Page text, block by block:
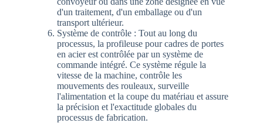
d'un traitement, d'un emballage ou d'un
transport ultérieur.
Système de contrôle : Tout au long du
processus, la profileuse pour cadres de portes
en acier est contrôlée par un système de
commande intégré. Ce système régule la
vitesse de la machine, contrôle les
mouvements des rouleaux, surveille
l'alimentation et la coupe du matériau et assure
la précision et l'exactitude globales du
processus de fabrication.